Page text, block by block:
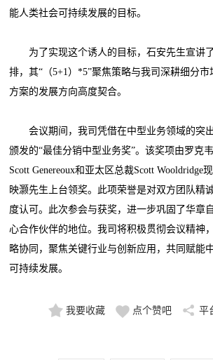
能人类社会可持续发展的目标。
为了实现这个诱人的目标，石安先生宣讲
排，其“（5+1）*5”聚焦策略与我司深耕细分
方案的发展方向高度契合。
会议期间，我司凭借在中型业务领域的突
颁发的“最佳分销中型业务奖”。该奖项由罗克
Scott Genereoux和亚太区总裁Scott Wooldridge
映灏先生上台领奖。此项荣誉是对双方团队精
度认可。此次参会与获奖，进一步巩固了华章
心合作伙伴的地位。我司将积极贯彻会议精神
略协同，聚焦关键行业与创新应用，共同赋能
可持续发展。
我要收藏 点个赞吧 平